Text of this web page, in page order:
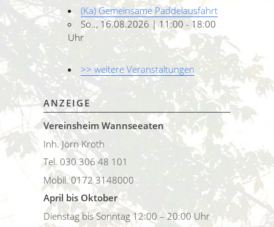
(Ka) Gemeinsame Paddelausfahrt
So.., 16.08.2026 | 11:00 - 18:00
Uhr
>> weitere Veranstaltungen
ANZEIGE
Vereinsheim Wannseeaten
Inh. Jörn Kroth
Tel. 030 306 48 101
Mobil. 0172 3148000
April bis Oktober
Dienstag bis Sonntag 12:00 – 20:00 Uhr